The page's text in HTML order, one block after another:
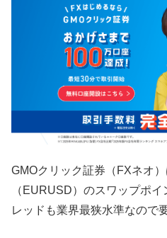
GMOクリック証券（FXネオ
（EURUSD）のスワップポ
レッドも業界最狭水準なので